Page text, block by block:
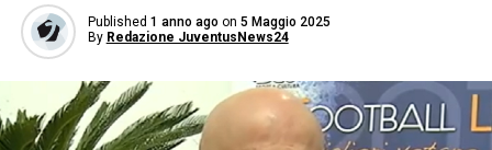
Published 1 anno ago on 5 Maggio 2025
By Redazione JuventusNews24